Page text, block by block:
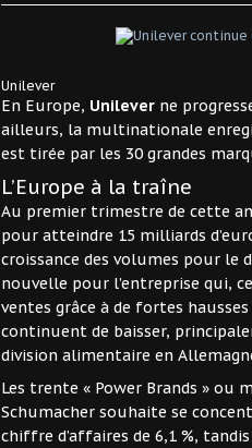
Unilever
En Europe, Unilever ne
ailleurs, la multinationale
est tirée par les 30 grandes
L’Europe à la traîne
Au premier trimestre de cette
pour atteindre 15 milliards
croissance des volumes pour
nouvelle pour l’entreprise qui,
ventes grâce à de fortes
continuent de baisser,
division alimentaire en
Les trente « Power Brands » ou
Schumacher souhaite se
chiffre d’affaires de 6,1 %,